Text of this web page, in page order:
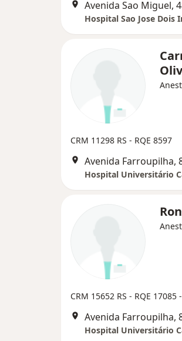
Avenida Sao Miguel,
Hospital Sao Jose Dois
CRM 11298 RS - RQE 8597
Avenida Farroupilha,
Hospital Universitário
CRM 15652 RS - RQE 17085
Avenida Farroupilha,
Hospital Universitário